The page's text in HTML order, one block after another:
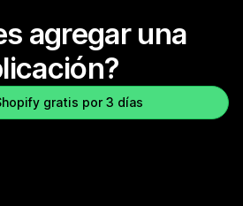
agregar una
gratis por 3 días